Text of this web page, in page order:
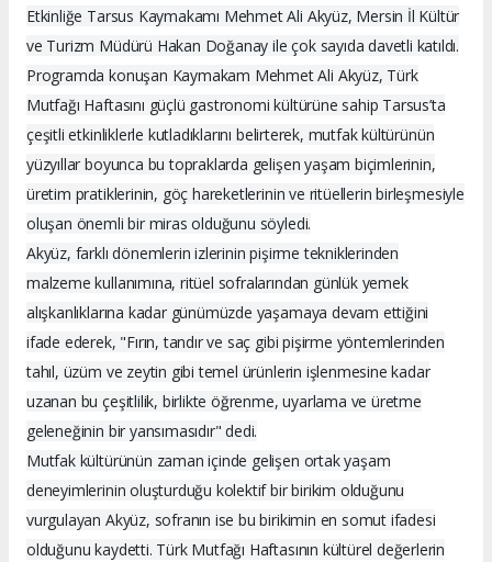
Etkinliğe Tarsus Kaymakamı Mehmet Ali Akyüz, Mersin İl Kültür
ve Turizm Müdürü Hakan Doğanay ile çok sayıda davetli katıldı.
Programda konuşan Kaymakam Mehmet Ali Akyüz, Türk
Mutfağı Haftasını güçlü gastronomi kültürüne sahip Tarsus’ta
çeşitli etkinliklerle kutladıklarını belirterek, mutfak kültürünün
yüzyıllar boyunca bu topraklarda gelişen yaşam biçimlerinin,
üretim pratiklerinin, göç hareketlerinin ve ritüellerin birleşmesiyle
oluşan önemli bir miras olduğunu söyledi.
Akyüz, farklı dönemlerin izlerinin pişirme tekniklerinden
malzeme kullanımına, ritüel sofralarından günlük yemek
alışkanlıklarına kadar günümüzde yaşamaya devam ettiğini
ifade ederek, "Fırın, tandır ve saç gibi pişirme yöntemlerinden
tahıl, üzüm ve zeytin gibi temel ürünlerin işlenmesine kadar
uzanan bu çeşitlilik, birlikte öğrenme, uyarlama ve üretme
geleneğinin bir yansımasıdır" dedi.
Mutfak kültürünün zaman içinde gelişen ortak yaşam
deneyimlerinin oluşturduğu kolektif bir birikim olduğunu
vurgulayan Akyüz, sofranın ise bu birikimin en somut ifadesi
olduğunu kaydetti. Türk Mutfağı Haftasının kültürel değerlerin